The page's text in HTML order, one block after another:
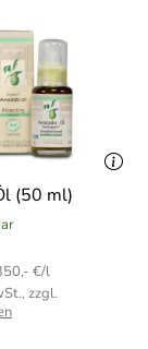
(50 ml)
€/l
zzgl.